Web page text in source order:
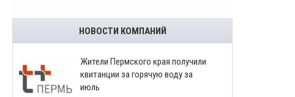
НОВОСТИ КОМПАНИЙ
​Жители Пермского края получили
квитанции за горячую воду за
июль